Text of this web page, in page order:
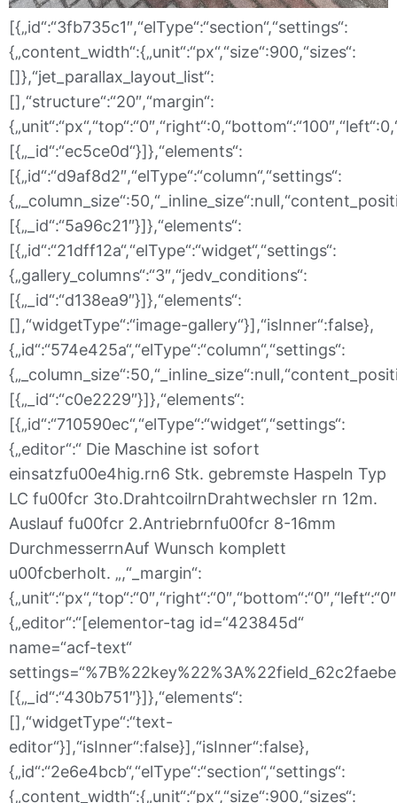
[{„id“:“3fb735c1″,“elType“:“section“,“settings“:
{„content_width“:{„unit“:“px“,“size“:900,“sizes“:
[]},“jet_parallax_layout_list“:
[],“structure“:“20″,“margin“:
[{„_id“:“ec5ce0d“}]},“elements“:
[{„id“:“d9af8d2″,“elType“:“column“,“settings“:
[{„_id“:“5a96c21″}]},“elements“:
[{„id“:“21dff12a“,“elType“:“widget“,“settings“:
{„gallery_columns“:“3″,“jedv_conditions“:
[{„_id“:“d138ea9″}]},“elements“:
[],“widgetType“:“image-gallery“}],“isInner“:false},
{„id“:“574e425a“,“elType“:“column“,“settings“:
[{„_id“:“c0e2229″}]},“elements“:
[{„id“:“710590ec“,“elType“:“widget“,“settings“:
{„editor“:“ Die Maschine ist sofort
einsatzfu00e4hig.rn6 Stk. gebremste Haspeln Typ
LC fu00fcr 3to.DrahtcoilrnDrahtwechsler rn 12m.
Auslauf fu00fcr 2.Antriebrnfu00fcr 8-16mm
DurchmesserrnAuf Wunsch komplett
u00fcberholt. „,“_margin“:
{„editor“:“[elementor-tag id=“423845d“
name=“acf-text“
[{„_id“:“430b751″}]},“elements“:
[],“widgetType“:“text-
editor“}],“isInner“:false}],“isInner“:false},
{„id“:“2e6e4bcb“,“elType“:“section“,“settings“:
{„content_width“:{„unit“:“px“,“size“:900,“sizes“: